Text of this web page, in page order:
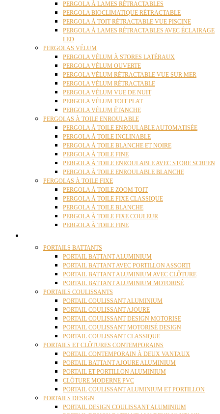
PERGOLA À LAMES RÉTRACTABLES
PERGOLA BIOCLIMATIQUE RÉTRACTABLE
PERGOLA À TOIT RÉTRACTABLE VUE PISCINE
PERGOLA À LAMES RÉTRACTABLES AVEC ÉCLAIRAGE
LED
PERGOLAS VÉLUM
PERGOLA VÉLUM À STORES LATÉRAUX
PERGOLA VÉLUM OUVERTE
PERGOLA VÉLUM RÉTRACTABLE VUE SUR MER
PERGOLA VÉLUM RÉTRACTABLE
PERGOLA VÉLUM VUE DE NUIT
PERGOLA VÉLUM TOIT PLAT
PERGOLA VÉLUM ÉTANCHE
PERGOLAS À TOILE ENROULABLE
PERGOLA À TOILE ENROULABLE AUTOMATISÉE
PERGOLA À TOILE INCLINABLE
PERGOLA À TOILE BLANCHE ET NOIRE
PERGOLA À TOILE FINE
PERGOLA À TOILE ENROULABLE AVEC STORE SCREEN
PERGOLA À TOILE ENROULABLE BLANCHE
PERGOLAS À TOILE FIXE
PERGOLA À TOILE ZOOM TOIT
PERGOLA À TOILE FIXE CLASSIQUE
PERGOLA À TOILE BLANCHE
PERGOLA À TOILE FIXE COULEUR
PERGOLA À TOILE FINE
PORTAILS BATTANTS
PORTAIL BATTANT ALUMINIUM
PORTAIL BATTANT AVEC PORTILLON ASSORTI
PORTAIL BATTANT ALUMINIUM AVEC CLÔTURE
PORTAIL BATTANT ALUMINIUM MOTORISÉ
PORTAILS COULISSANTS
PORTAIL COULISSANT ALUMINIUM
PORTAIL COULISSANT AJOURE
PORTAIL COULISSANT DESIGN MOTORISE
PORTAIL COULISSANT MOTORISÉ DESIGN
PORTAIL COULISSANT CLASSIQUE
PORTAILS ET CLÔTURES CONTEMPORAINS
PORTAIL CONTEMPORAIN À DEUX VANTAUX
PORTAIL BATTANT AJOURE ALUMINIUM
PORTAIL ET PORTILLON ALUMINIUM
CLÔTURE MODERNE PVC
PORTAIL COULISSANT ALUMINIUM ET PORTILLON
PORTAILS DESIGN
PORTAIL DESIGN COULISSANT ALUMINIUM